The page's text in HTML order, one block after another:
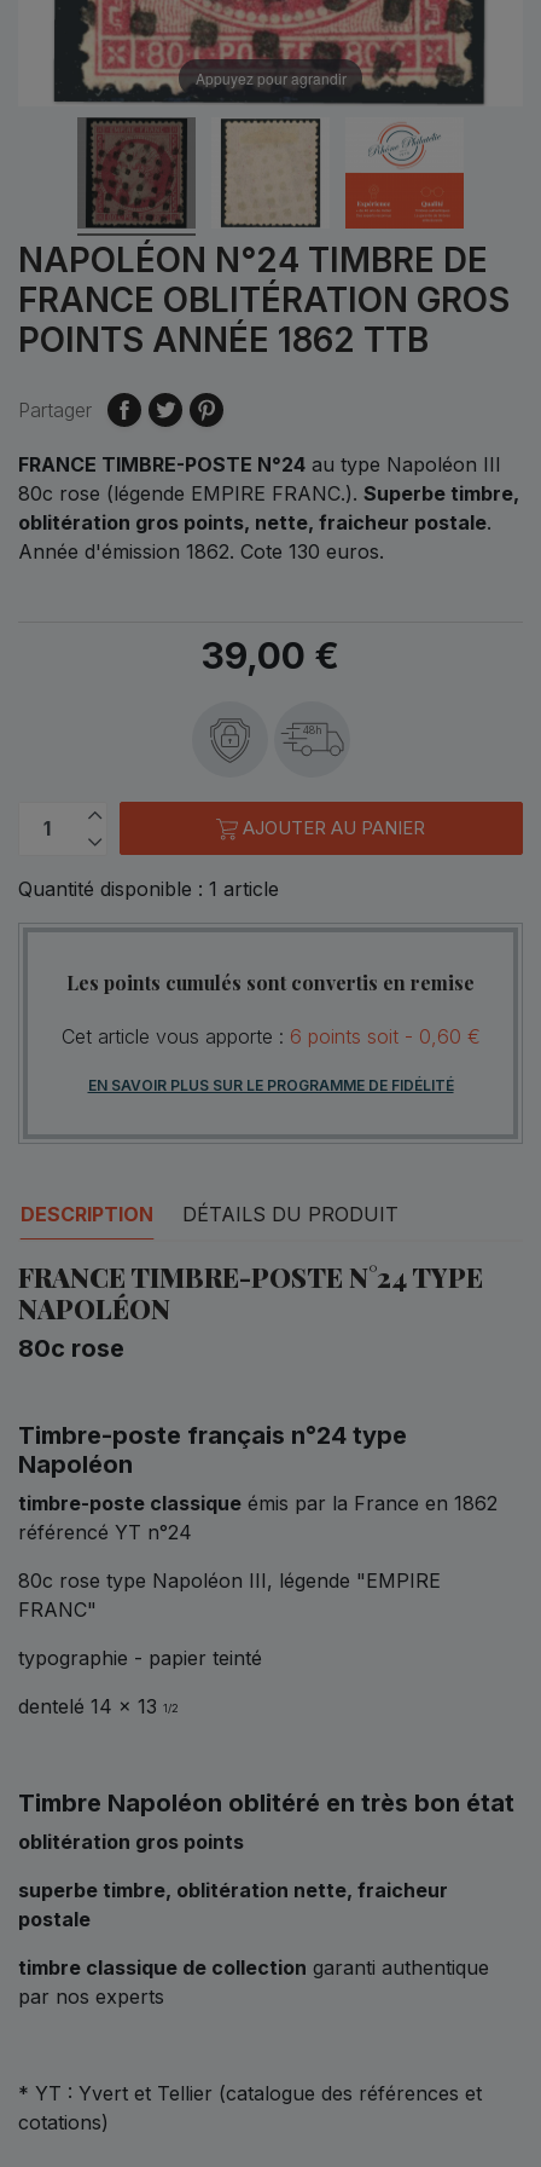
Appuyez pour agrandir
NAPOLÉON N°24 TIMBRE DE
FRANCE OBLITÉRATION GROS
POINTS ANNÉE 1862 TTB
Partager
FRANCE TIMBRE-POSTE N°24 au type Napoléon III
80c rose (légende EMPIRE FRANC.). Superbe timbre,
oblitération gros points, nette, fraicheur postale.
Année d'émission 1862. Cote 130 euros.
39,00 €
48h
AJOUTER AU PANIER
Quantité disponible : 1 article
Les points cumulés sont convertis en remise
Cet article vous apporte : 6 points soit - 0,60 €
EN SAVOIR PLUS SUR LE PROGRAMME DE FIDÉLITÉ
DESCRIPTION DÉTAILS DU PRODUIT
FRANCE TIMBRE-POSTE N°24 TYPE
NAPOLÉON
80c rose
Timbre-poste français n°24 type
Napoléon
timbre-poste classique émis par la France en 1862
référencé YT n°24
80c rose type Napoléon III, légende "EMPIRE
FRANC"
typographie - papier teinté
dentelé 14 x 13 1/2
Timbre Napoléon oblitéré en très bon état
oblitération gros points
superbe timbre, oblitération nette, fraicheur
postale
timbre classique de collection garanti authentique
par nos experts
* YT : Yvert et Tellier (catalogue des références et
cotations)